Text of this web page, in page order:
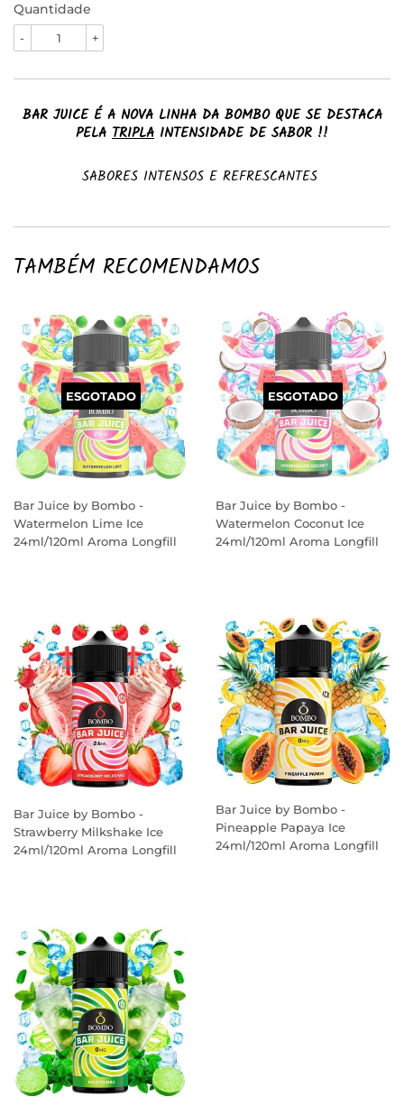
Quantidade
+
-
BAR JUICE É A NOVA LINHA DA BOMBO QUE SE DESTACA
PELA TRIPLA INTENSIDADE DE SABOR !!
SABORES INTENSOS E REFRESCANTES
TAMBÉM RECOMENDAMOS
ESGOTADO
Bar Juice by Bombo -
Watermelon Lime Ice
24ml/120ml Aroma Longfill
ESGOTADO
Bar Juice by Bombo -
Watermelon Coconut Ice
24ml/120ml Aroma Longfill
Bar Juice by Bombo -
Strawberry Milkshake Ice
24ml/120ml Aroma Longfill
Bar Juice by Bombo -
Pineapple Papaya Ice
24ml/120ml Aroma Longfill